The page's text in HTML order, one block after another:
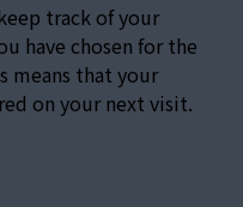
track of your
have chosen for the
means that your
on your next visit.